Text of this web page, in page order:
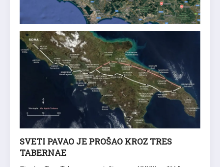
SVETI PAVAO JE PROŠAO KROZ TRES
TABERNAE